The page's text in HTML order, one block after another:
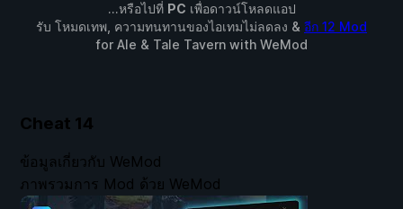
...หรือไปที่ PC เพื่อดาวน์โหลดแอป
รับ โหมดเทพ, ความทนทานของไอเทมไม่ลดลง & อีก 12 Mod
for Ale & Tale Tavernwith WeMod
Cheat 14
ข้อมูลเกี่ยวกับ WeMod
ภาพรวมการ Mod ด้วย WeMod